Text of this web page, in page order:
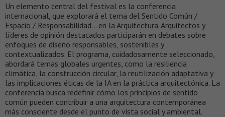
Un elemento central del festival es la conferencia
internacional, que explorará el tema del Sentido Común /
Espacio / Responsabilidad… en la Arquitectura. Arquitectos y
líderes de opinión destacados participarán en debates sobre
enfoques de diseño responsables, sostenibles y
contextualizados. El programa, cuidadosamente seleccionado,
abordará temas globales urgentes, como la resiliencia
climática, la construcción circular, la reutilización adaptativa y
las implicaciones éticas de la IA en la práctica arquitectónica. La
conferencia busca redefinir cómo los principios de sentido
común pueden contribuir a una arquitectura contemporánea
más consciente desde el punto de vista social y ambiental.